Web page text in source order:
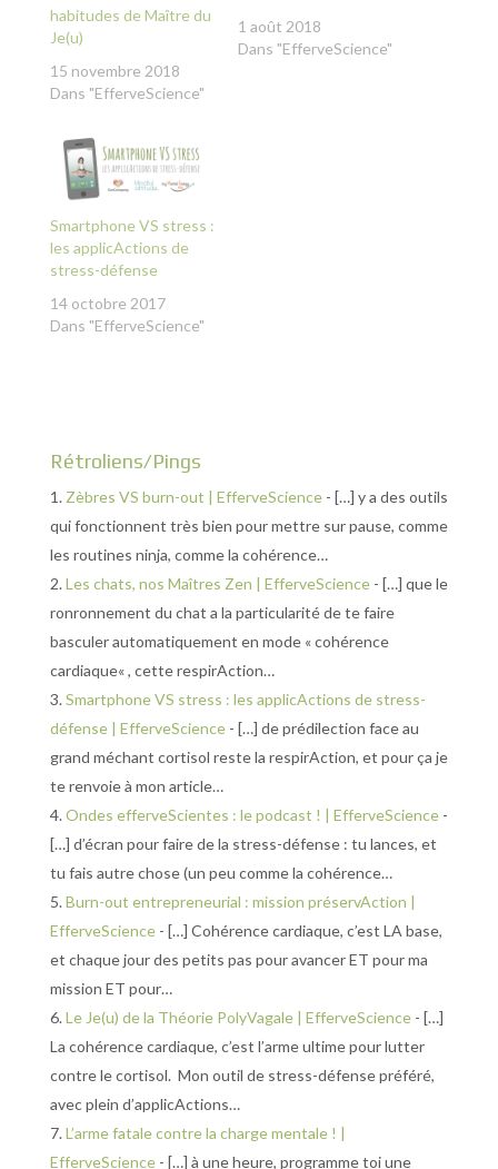
habitudes de Maître du
Je(u)
15 novembre 2018
Dans "EfferveScience"
1 août 2018
Dans "EfferveScience"
Smartphone VS stress :
les applicActions de
stress-défense
14 octobre 2017
Dans "EfferveScience"
Rétroliens/Pings
Zèbres VS burn-out | EfferveScience- […] y a des outils
qui fonctionnent très bien pour mettre sur pause, comme
les routines ninja, comme la cohérence…
Les chats, nos Maîtres Zen | EfferveScience- […] que le
ronronnement du chat a la particularité de te faire
basculer automatiquement en mode « cohérence
cardiaque« , cette respirAction…
Smartphone VS stress : les applicActions de stress-
défense | EfferveScience- […] de prédilection face au
grand méchant cortisol reste la respirAction, et pour ça je
te renvoie à mon article…
Ondes efferveScientes : le podcast ! | EfferveScience-
[…] d’écran pour faire de la stress-défense : tu lances, et
tu fais autre chose (un peu comme la cohérence…
Burn-out entrepreneurial : mission préservAction |
EfferveScience- […] Cohérence cardiaque, c’est LA base,
et chaque jour des petits pas pour avancer ET pour ma
mission ET pour…
Le Je(u) de la Théorie PolyVagale | EfferveScience- […]
La cohérence cardiaque, c’est l’arme ultime pour lutter
contre le cortisol. Mon outil de stress-défense préféré,
avec plein d’applicActions…
L’arme fatale contre la charge mentale ! |
EfferveScience- […] à une heure, programme toi une